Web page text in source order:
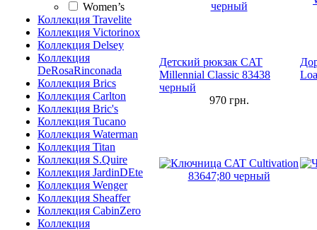
Women’s
Коллекция Travelite
Коллекция Victorinox
Коллекция Delsey
Коллекция
DeRosaRinconada
Коллекция Brics
Коллекция Carlton
Коллекция Bric's
Коллекция Tucano
Коллекция Waterman
Коллекция Titan
Коллекция S.Quire
Коллекция JardinDEte
Коллекция Wenger
Коллекция Sheaffer
Коллекция CabinZero
Коллекция
Детский рюкзак CAT
Millennial Classic 83438
черный
970грн.